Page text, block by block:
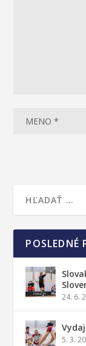
POSLEDNÉ
24. 6.
5. 3.